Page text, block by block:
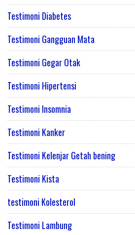
Testimoni Diabetes
Testimoni Gangguan Mata
Testimoni Gegar Otak
Testimoni Hipertensi
Testimoni Insomnia
Testimoni Kanker
Testimoni Kelenjar Getah bening
Testimoni Kista
testimoni Kolesterol
Testimoni Lambung